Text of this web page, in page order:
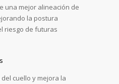
una mejor alineación de
la postura
riesgo de futuras
cuello y mejora la